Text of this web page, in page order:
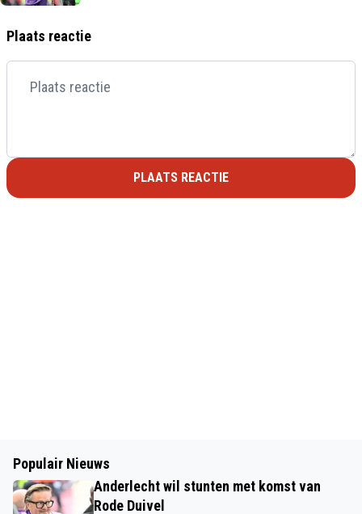
Plaats reactie
PLAATS REACTIE
Populair Nieuws
Anderlecht wil stunten met komst van
Rode Duivel